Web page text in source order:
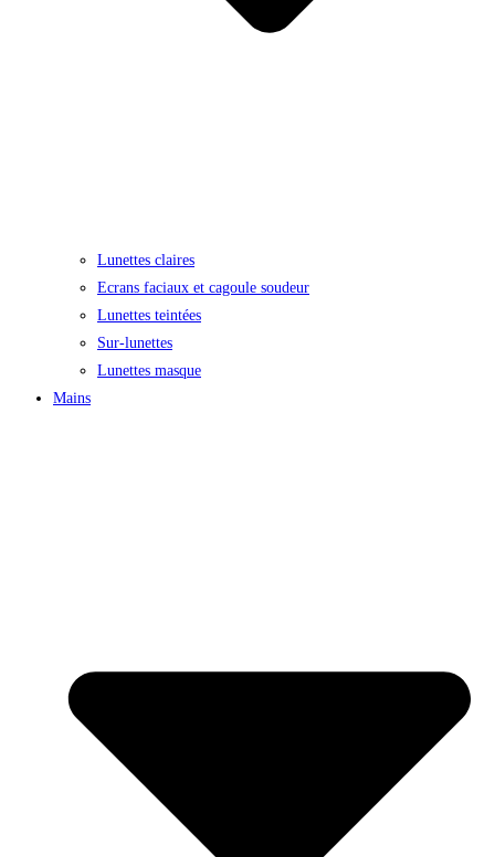
Lunettes claires
Ecrans faciaux et cagoule soudeur
Lunettes teintées
Sur-lunettes
Lunettes masque
Mains